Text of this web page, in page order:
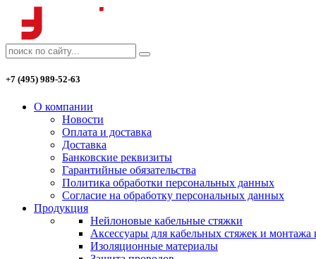
+7 (495) 989-52-63
О компании
Новости
Оплата и доставка
Доставка
Банковские реквизиты
Гарантийные обязательства
Политика обработки персональных данных
Согласие на обработку персональных данных
Продукция
Нейлоновые кабельные стяжки
Аксессуары для кабельных стяжек и монтажа
Изоляционные материалы